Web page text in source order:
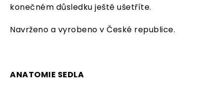
konečném důsledku ještě ušetříte.
Navrženo a vyrobeno v České republice.
ANATOMIE SEDLA